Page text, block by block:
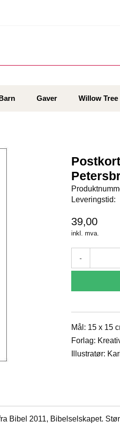
Gaver Willow Tree
Leveringstid:
39,00
inkl. mva.
-
Mål: 15 x 15
Forlag:
Illustratør:
Bibel 2011, Bibelselskapet.